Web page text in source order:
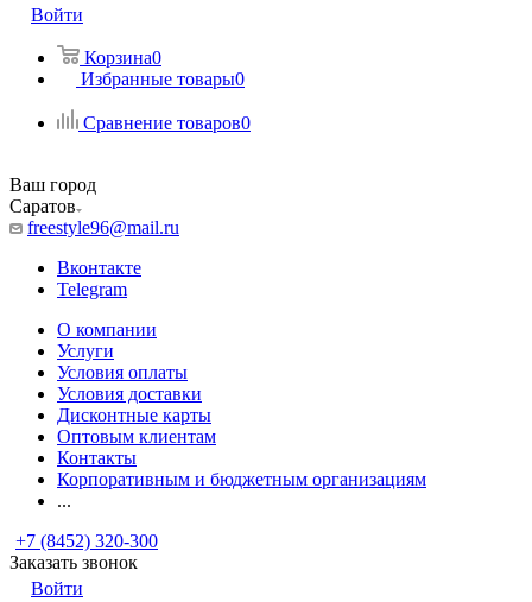
Войти
Корзина0
Избранные товары0
Сравнение товаров0
Ваш город
Саратов
freestyle96@mail.ru
Вконтакте
Telegram
О компании
Услуги
Условия оплаты
Условия доставки
Дисконтные карты
Оптовым клиентам
Контакты
Корпоративным и бюджетным организациям
...
+7 (8452) 320-300
Заказать звонок
Войти